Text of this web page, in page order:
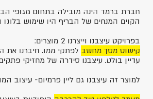
חברת ברמד הינה מובילה בתחום מגופי
הקוים המנחים של הבריף היו שימוש
בפרויקט עיצבנו וייצרנו 2 מוצרים:
קישוט מסך מחשב לפתקי ממו. חיברנו את
עדיין בולט. עיצבנו סידרה של מחזיקי
למוצר זה עיצבנו גם ליין פרמיום- עיצוב